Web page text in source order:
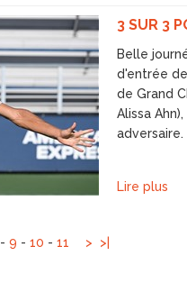
3 SUR 3
Belle
d'entrée
de Grand
Alissa
Lire plus
- 9 - 10 - 11 > >|